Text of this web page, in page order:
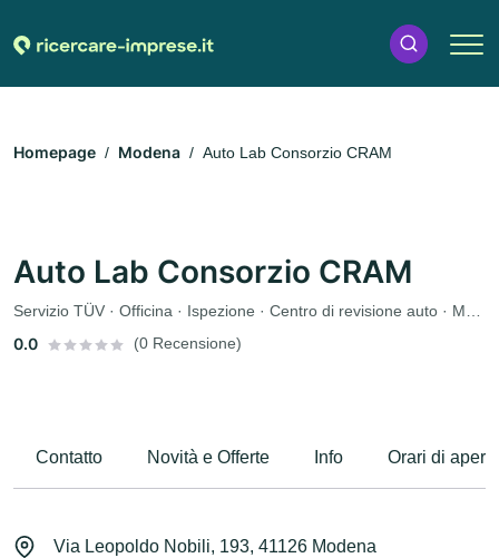
Homepage Modena Auto Lab Consorzio CRAM
Auto Lab Consorzio CRAM
Servizio TÜV · Officina · Ispezione · Centro di revisione auto · Manutenzione
0.0 (0 Recensione)
Contatto Novità e Offerte Info Orari di
Via Leopoldo Nobili, 193, 41126 Modena